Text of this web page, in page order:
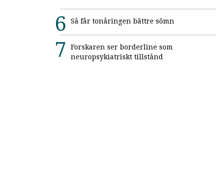
Så får tonåringen bättre sömn
Forskaren ser borderline som
neuropsykiatriskt tillstånd